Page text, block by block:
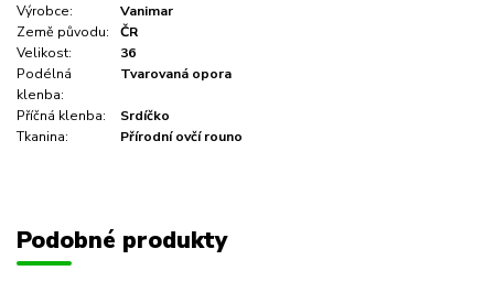
Výrobce:
Vanimar
Země původu:
ČR
Velikost:
36
Podélná
klenba:
Tvarovaná opora
Příčná klenba:
Srdíčko
Tkanina:
Přírodní ovčí rouno
Podobné produkty